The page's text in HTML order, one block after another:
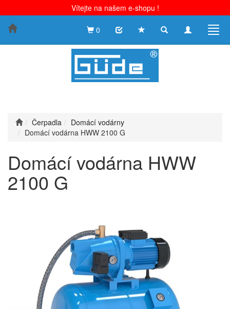
Vítejte na našem e-shopu !
Toggle
Toggle
0
Čerpadla
Domácí vodárny
Domácí vodárna HWW 2100 G
Domácí vodárna HWW
2100 G